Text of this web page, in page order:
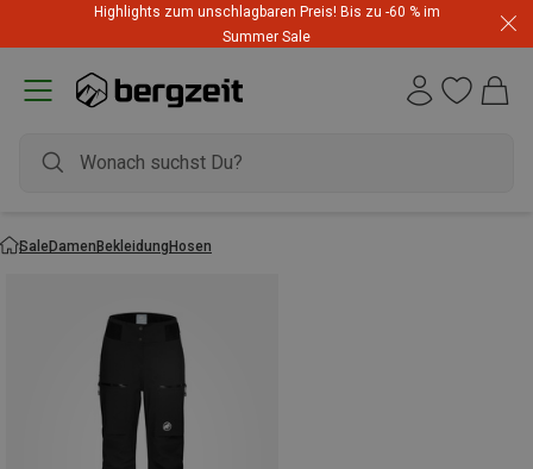
Highlights zum unschlagbaren Preis! Bis zu -60 % im
Summer Sale
SaleDamenBekleidungHosen